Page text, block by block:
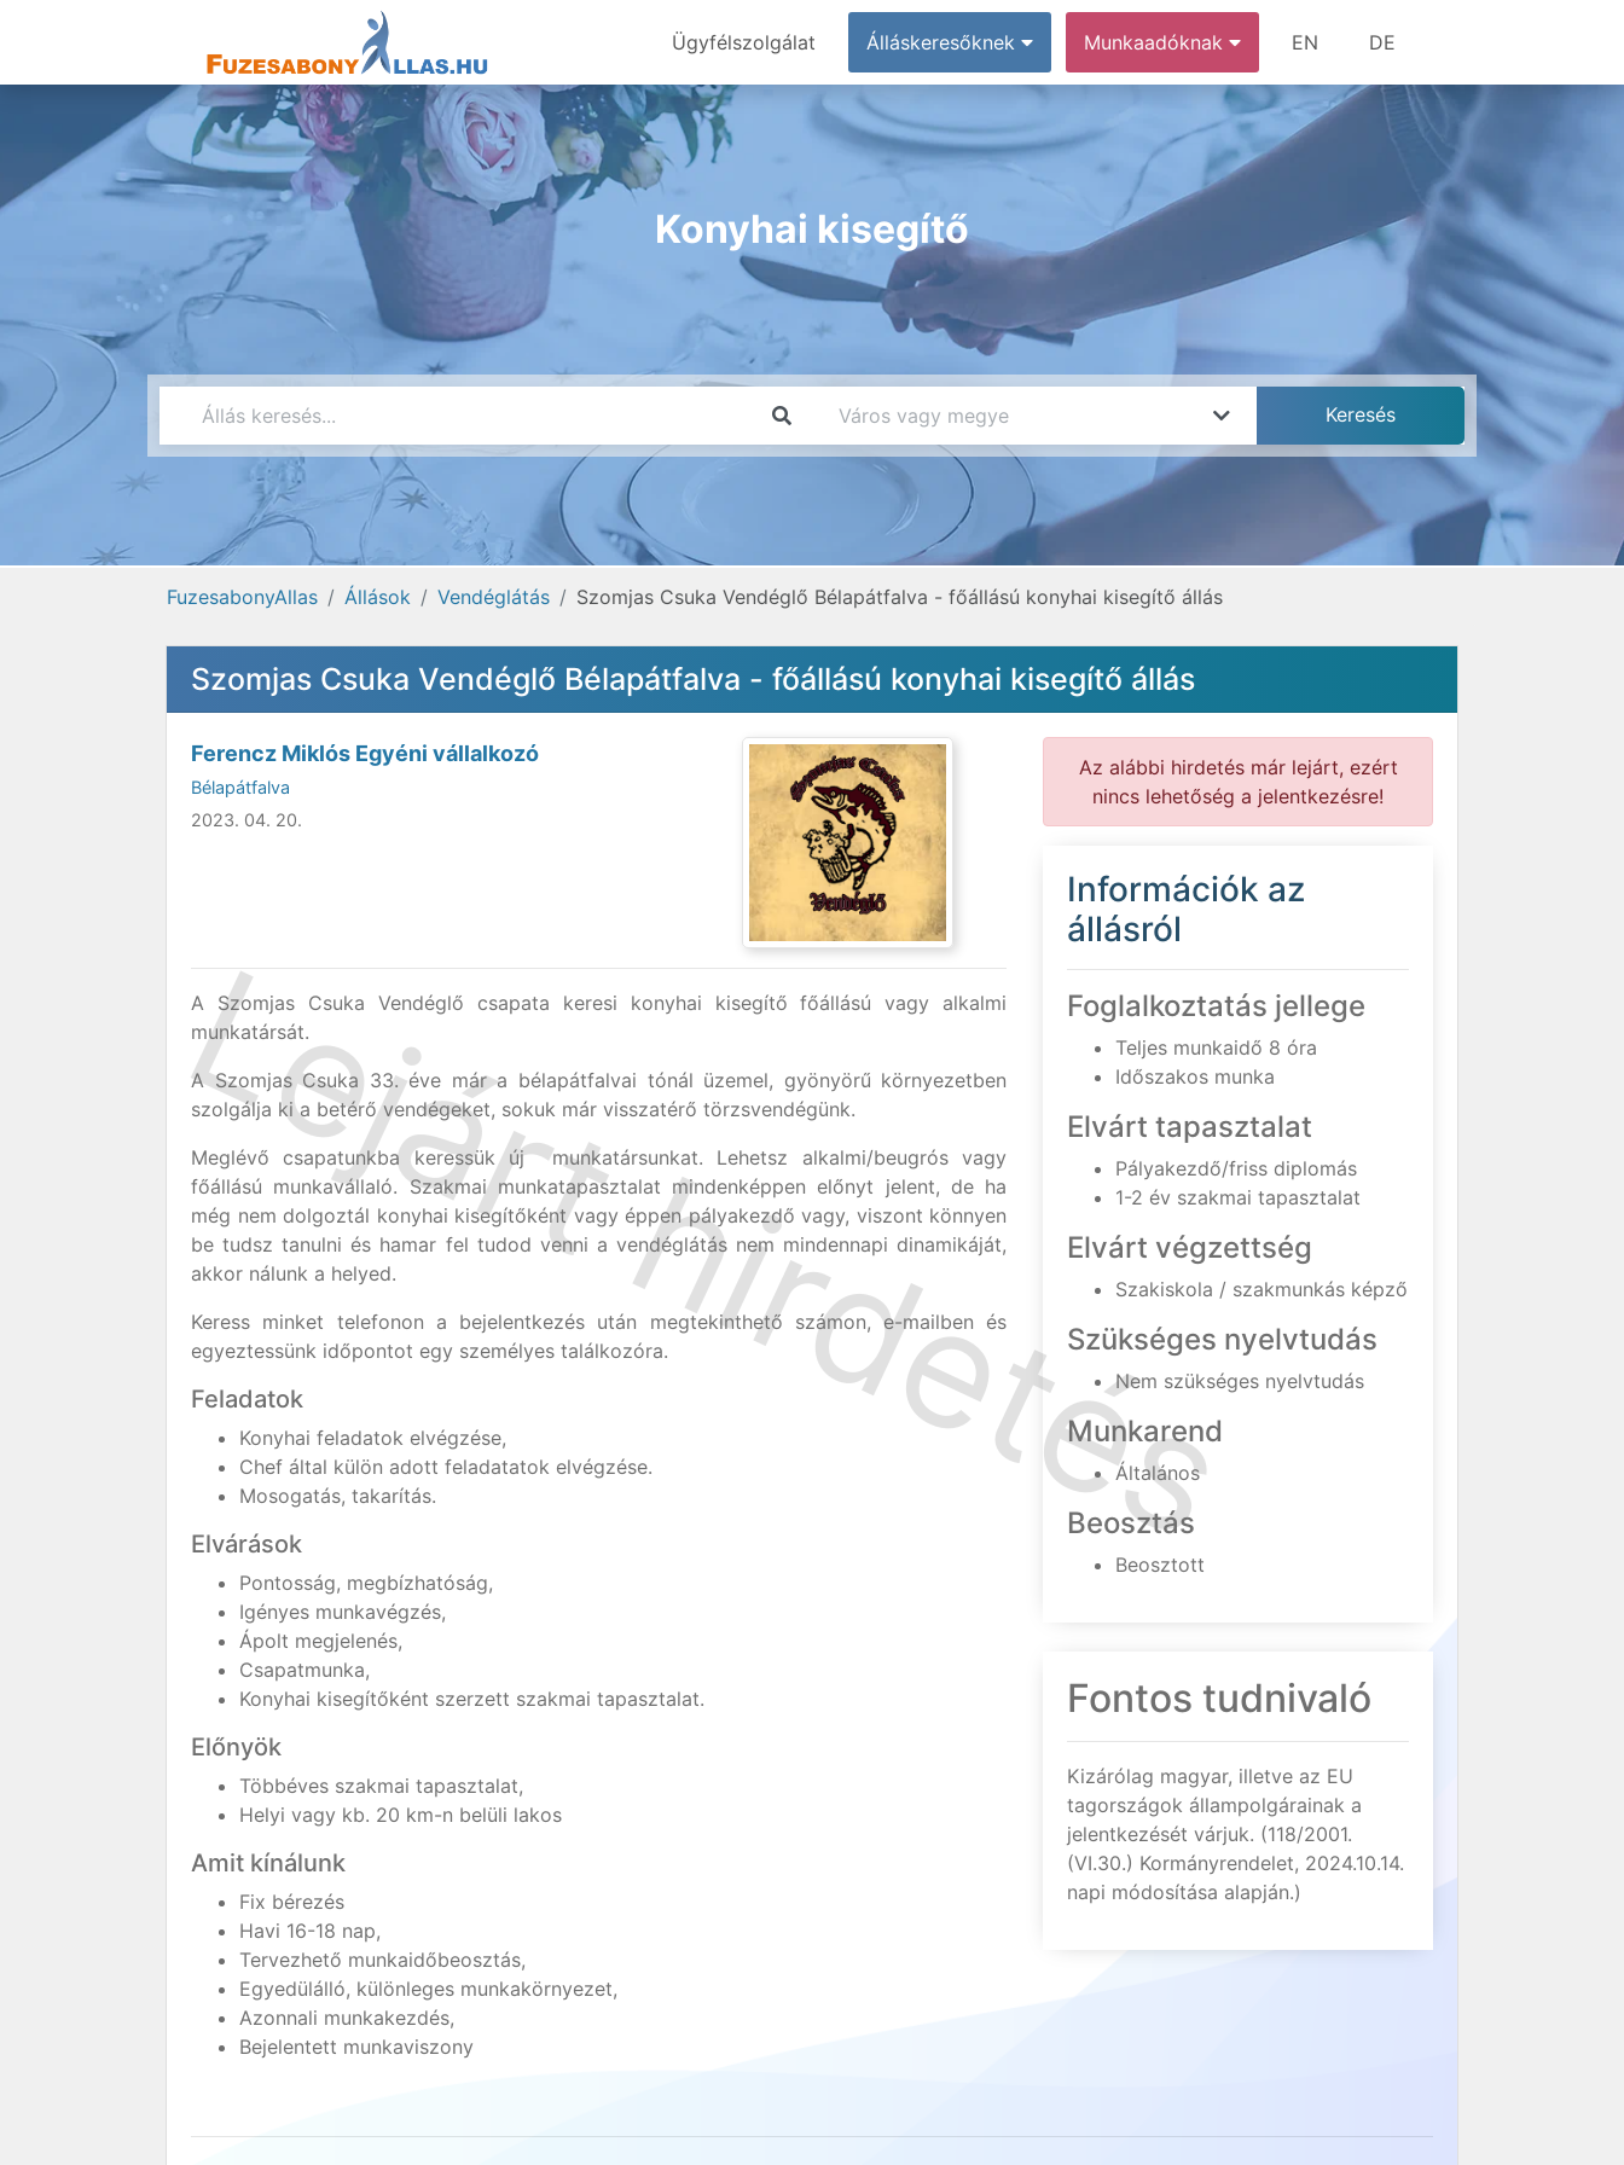
Ügyfélszolgálat Álláskeresőknek Munkaadóknak EN DE
Konyhai kisegítő
FuzesabonyAllas Állások Vendéglátás Szomjas Csuka Vendéglő Bélapátfalva - főállású konyhai kisegítő állás
Szomjas Csuka Vendéglő Bélapátfalva - főállású konyhai kisegítő állás
Ferencz Miklós Egyéni vállalkozó
Bélapátfalva
2023. 04. 20.
A Szomjas Csuka Vendéglő csapata keresi konyhai kisegítő főállású vagy alkalmi
munkatársát.
A Szomjas Csuka 33. éve már a bélapátfalvai tónál üzemel, gyönyörű környezetben
szolgálja ki a betérő vendégeket, sokuk már visszatérő törzsvendégünk.
Meglévő csapatunkba keressük új munkatársunkat. Lehetsz alkalmi/beugrós vagy
főállású munkavállaló. Szakmai munkatapasztalat mindenképpen előnyt jelent, de ha
még nem dolgoztál konyhai kisegítőként vagy éppen pályakezdő vagy, viszont könnyen
be tudsz tanulni és hamar fel tudod venni a vendéglátás nem mindennapi dinamikáját,
akkor nálunk a helyed.
Keress minket telefonon a bejelentkezés után megtekinthető számon, e-mailben és
egyeztessünk időpontot egy személyes találkozóra.
Feladatok
Konyhai feladatok elvégzése,
Chef által külön adott feladatatok elvégzése.
Mosogatás, takarítás.
Elvárások
Pontosság, megbízhatóság,
Igényes munkavégzés,
Ápolt megjelenés,
Csapatmunka,
Konyhai kisegítőként szerzett szakmai tapasztalat.
Előnyök
Többéves szakmai tapasztalat,
Helyi vagy kb. 20 km-n belüli lakos
Amit kínálunk
Fix bérezés
Havi 16-18 nap,
Tervezhető munkaidőbeosztás,
Egyedülálló, különleges munkakörnyezet,
Azonnali munkakezdés,
Bejelentett munkaviszony
Az alábbi hirdetés már lejárt, ezért
nincs lehetőség a jelentkezésre!
Információk az
állásról
Foglalkoztatás jellege
Teljes munkaidő 8 óra
Időszakos munka
Elvárt tapasztalat
Pályakezdő/friss diplomás
1-2 év szakmai tapasztalat
Elvárt végzettség
Szakiskola / szakmunkás képző
Szükséges nyelvtudás
Nem szükséges nyelvtudás
Munkarend
Általános
Beosztás
Beosztott
Fontos tudnivaló
Kizárólag magyar, illetve az EU
tagországok állampolgárainak a
jelentkezését várjuk. (118/2001.
(VI.30.) Kormányrendelet, 2024.10.14.
napi módosítása alapján.)